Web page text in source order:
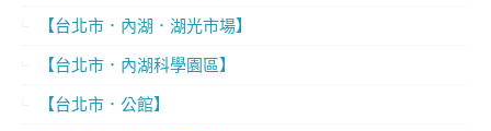
【台北市．內湖．湖光市場】
【台北市．內湖科學園區】
【台北市．公館】